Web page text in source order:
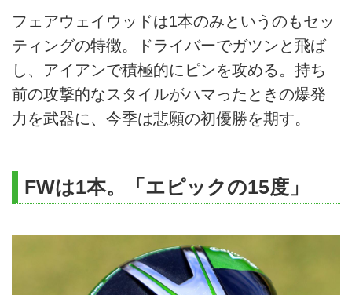
フェアウェイウッドは1本のみというのもセッ
ティングの特徴。ドライバーでガツンと飛ば
し、アイアンで積極的にピンを攻める。持ち
前の攻撃的なスタイルがハマったときの爆発
力を武器に、今季は悲願の初優勝を期す。
FWは1本。「エピックの15度」